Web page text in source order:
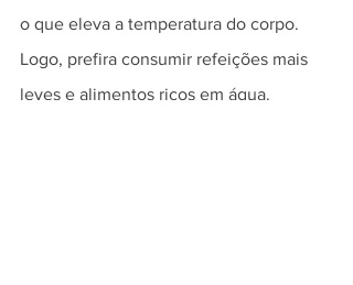
o que eleva a temperatura do corpo.
Logo, prefira consumir refeições mais
leves e alimentos ricos em água.